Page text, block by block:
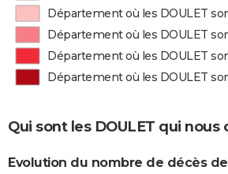
Département où les DOULET
Département où les DOULET
Département où les DOULET
Département où les DOULET
Qui sont les DOULET qui
Evolution du nombre de décès de